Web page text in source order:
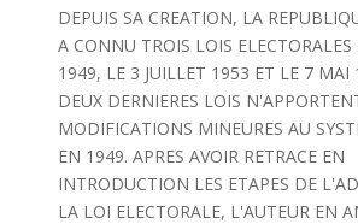
DEPUIS SA CREATION, LA
A CONNU TROIS LOIS ELECTORALES
1949, LE 3 JUILLET 1953 ET LE 7 MAI
DEUX DERNIERES LOIS
MODIFICATIONS MINEURES AU
EN 1949. APRES AVOIR RETRACE EN
INTRODUCTION LES ETAPES DE
LA LOI ELECTORALE, L'AUTEUR EN